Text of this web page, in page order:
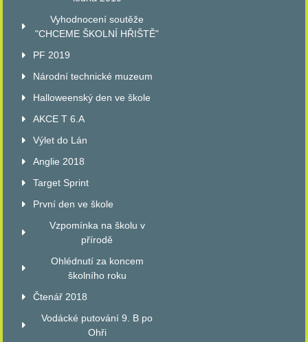
Vyhodnocení soutěže
"CHCEME ŠKOLNÍ HŘIŠTĚ"
PF 2019
Národní technické muzeum
Halloweenský den ve škole
AKCE T 6.A
Výlet do Lán
Anglie 2018
Target Sprint
První den ve škole
Vzpomínka na školu v
přírodě
Ohlédnutí za koncem
školního roku
Čtenář 2018
Vodácké putování 9. B po
Ohři